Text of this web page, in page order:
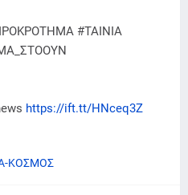
#ΤΑΙΝΙΑ
https://ift.tt/HNceq3Z
ΚΟΣΜΟΣ